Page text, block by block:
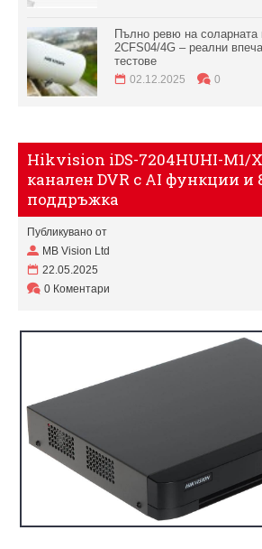
Пълно ревю на
2CFS04/4G – реални
тестове
02.12.2025 0
Hikvision iDS-7204HUHI-M1/
канален DVR с AI функции и
поддръжка
Публикувано от
MB Vision Ltd
22.05.2025
0 Коментари